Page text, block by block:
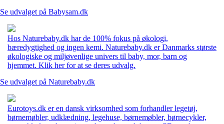
Se udvalget på Babysam.dk
Hos Naturebaby.dk har de 100% fokus på økologi,
bæredygtighed og ingen kemi. Naturebaby.dk er Danmarks største
økologiske og miljøvenlige univers til baby, mor, barn og
hjemmet. Klik her for at se deres udvalg.
Se udvalget på Naturebaby.dk
Eurotoys.dk er en dansk virksomhed som forhandler legetøj,
børnemøbler, udklædning, legehuse, børnemøbler, børnecykler,